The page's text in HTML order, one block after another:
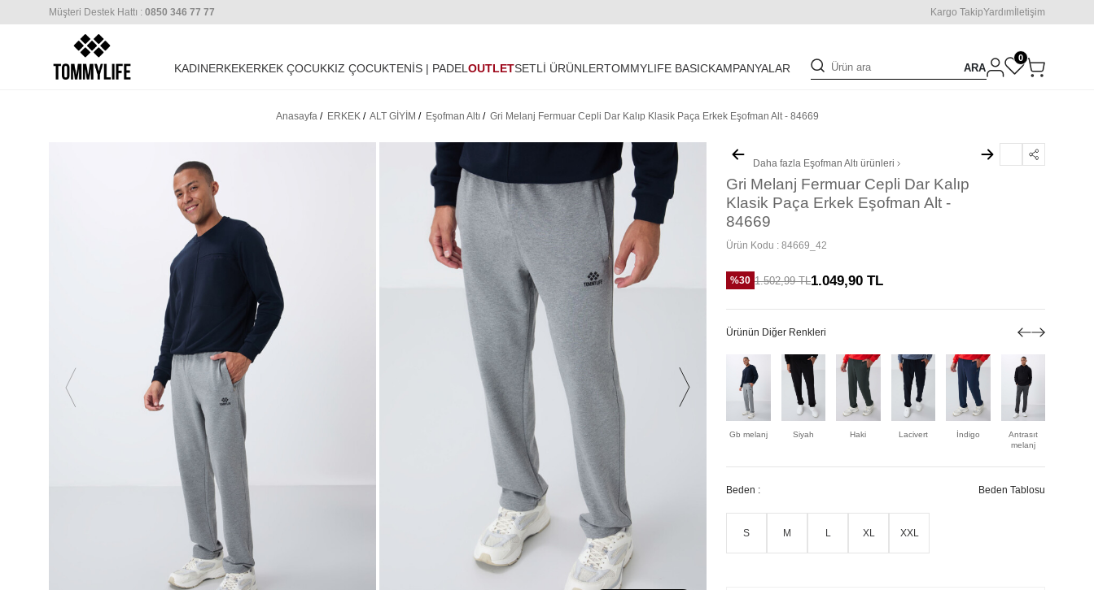
Müşteri Destek Hattı : 0850 346 77 77 Kargo TakipYardım İletişim
KADINERKEKERKEK ÇOCUKKIZ ÇOCUKTENİS | PADELOUTLETSETLİ ÜRÜNLERTOMMYLIFE BASICKAMPANYALAR ARA
0
Anasayfa/ ERKEK/ ALT GİYİM / Eşofman Altı/ Gri Melanj Fermuar Cepli Dar Kalıp Klasik Paça Erkek Eşofman Alt - 84669
Daha fazla Eşofman Altı ürünleri
Gri Melanj Fermuar Cepli Dar Kalıp
Klasik Paça Erkek Eşofman Alt -
84669
Ürün Kodu : 84669_42
%30 1.502,99TL1.049,90 TL
Ürünün Diğer Renkleri
Gb melanj Siyah Haki Lacivert İndigo
Antrasıt
melanj
Beden : Beden Tablosu
S M L XL XXL